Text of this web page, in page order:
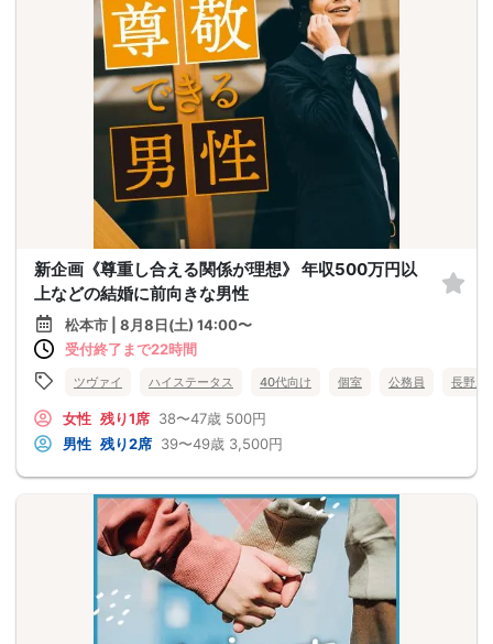
新企画《尊重し合える関係が理想》 年収500万円以
上などの結婚に前向きな男性
松本市 | 8月8日(土) 14:00〜
受付終了まで22時間
ツヴァイ ハイステータス 40代向け 個室 公務員 長野県
女性 残り1席 38〜47歳 500円
男性 残り2席 39〜49歳 3,500円